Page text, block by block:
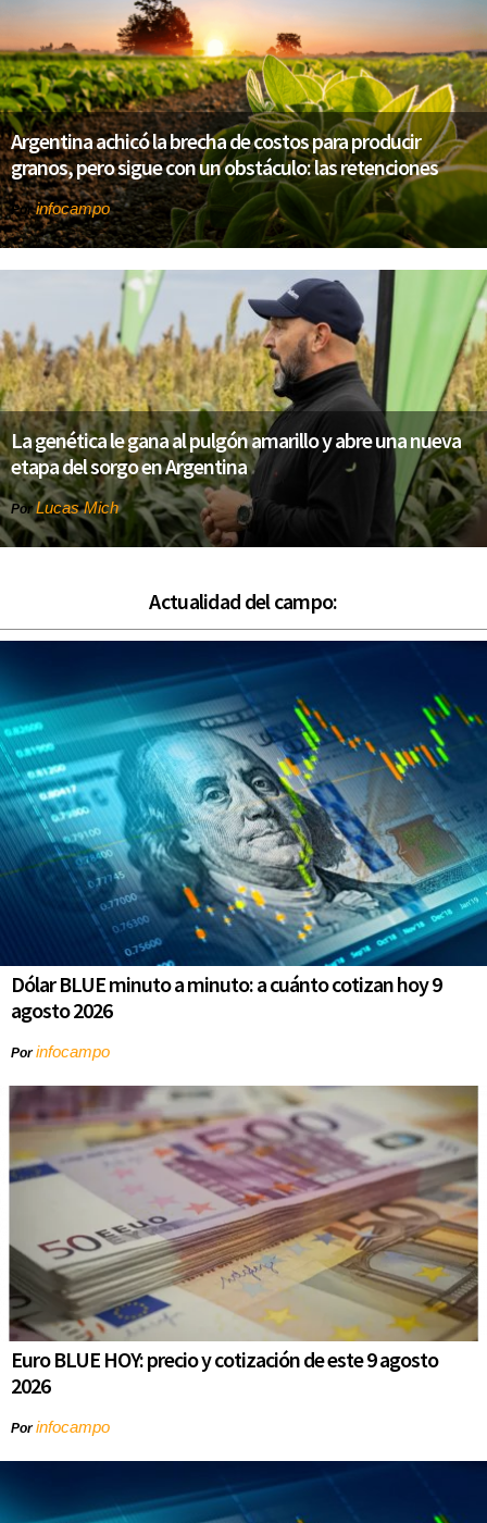
Argentina achicó la brecha de costos para producir
granos, pero sigue con un obstáculo: las retenciones
Porinfocampo
La genética le gana al pulgón amarillo y abre una nueva
etapa del sorgo en Argentina
PorLucas Mich
Actualidad del campo:
Dólar BLUE minuto a minuto: a cuánto cotizan hoy 9
agosto 2026
Porinfocampo
Euro BLUE HOY: precio y cotización de este 9 agosto
2026
Porinfocampo